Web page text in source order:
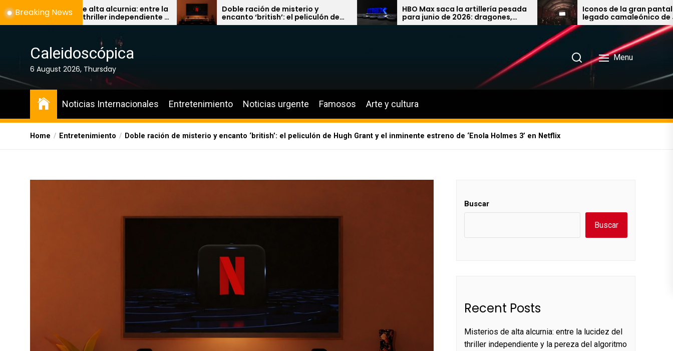
Skip
to
Breaking News
de alta alcurnia: entre la
del thriller independiente y
pereza del algoritmo
Doble ración de misterio y
encanto ‘british’: el peliculón de
Hugh Grant y el inminente estreno
HBO Max saca la artillería pesada
para junio de 2026: dragones,
sectas ochenteras y la última
Iconos de la gran pantalla: Del
legado camaleónico de Jim
Carrey al imparable universo de
John Wick
Caleidoscópica
6 August 2026, Thursday
Menu
Noticias Internacionales Entretenimiento Noticias urgente Famosos Arte y cultura
Home Entretenimiento Doble ración de misterio y encanto ‘british’: el peliculón de Hugh Grant y el inminente estreno de ‘Enola Holmes 3’ en Netflix
Buscar
Buscar
Recent Posts
Misterios de alta alcurnia: entre la lucidez del
thriller independiente y la pereza del algoritmo